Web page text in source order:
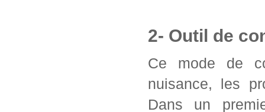
2- Outil de
Ce mode de
nuisance, les
Dans un